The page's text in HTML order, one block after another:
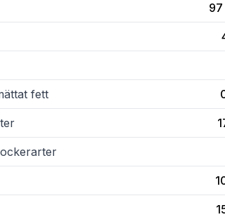
97
fett